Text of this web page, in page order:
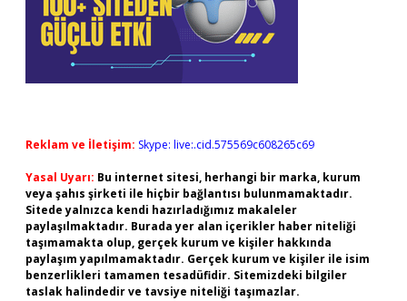
Reklam ve İletişim: Skype: live:.cid.575569c608265c69
Yasal Uyarı: Bu internet sitesi, herhangi bir marka, kurum
veya şahıs şirketi ile hiçbir bağlantısı bulunmamaktadır.
Sitede yalnızca kendi hazırladığımız makaleler
paylaşılmaktadır. Burada yer alan içerikler haber niteliği
taşımamakta olup, gerçek kurum ve kişiler hakkında
paylaşım yapılmamaktadır. Gerçek kurum ve kişiler ile isim
benzerlikleri tamamen tesadüfidir. Sitemizdeki bilgiler
taslak halindedir ve tavsiye niteliği taşımazlar.